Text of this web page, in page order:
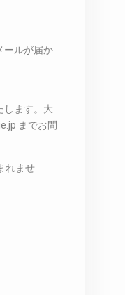
ールが届か
します。大
までお問
れませ